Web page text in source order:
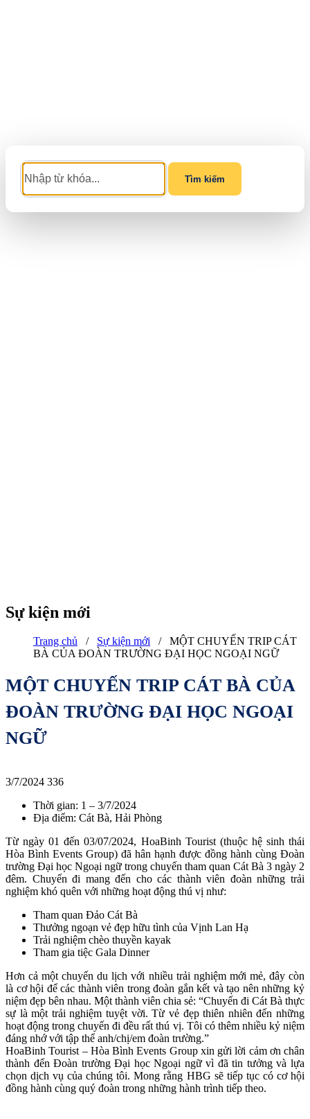
Tìm kiếm
Sự kiện mới
Trang chủ / Sự kiện mới / MỘT CHUYẾN TRIP CÁT
BÀ CỦA ĐOÀN TRƯỜNG ĐẠI HỌC NGOẠI NGỮ
MỘT CHUYẾN TRIP CÁT BÀ CỦA
ĐOÀN TRƯỜNG ĐẠI HỌC NGOẠI
NGỮ
3/7/2024 336
Thời gian: 1 – 3/7/2024
Địa điểm: Cát Bà, Hải Phòng
Từ ngày 01 đến 03/07/2024, HoaBinh Tourist (thuộc hệ sinh thái
Hòa Bình Events Group) đã hân hạnh được đồng hành cùng Đoàn
trường Đại học Ngoại ngữ trong chuyến tham quan Cát Bà 3 ngày 2
đêm. Chuyến đi mang đến cho các thành viên đoàn những trải
nghiệm khó quên với những hoạt động thú vị như:
Tham quan Đảo Cát Bà
Thưởng ngoạn vẻ đẹp hữu tình của Vịnh Lan Hạ
Trải nghiệm chèo thuyền kayak
Tham gia tiệc Gala Dinner
Hơn cả một chuyến du lịch với nhiều trải nghiệm mới mẻ, đây còn
là cơ hội để các thành viên trong đoàn gắn kết và tạo nên những kỷ
niệm đẹp bên nhau. Một thành viên chia sẻ: “Chuyến đi Cát Bà thực
sự là một trải nghiệm tuyệt vời. Từ vẻ đẹp thiên nhiên đến những
hoạt động trong chuyến đi đều rất thú vị. Tôi có thêm nhiều kỷ niệm
đáng nhớ với tập thể anh/chị/em đoàn trường.”
HoaBinh Tourist – Hòa Bình Events Group xin gửi lời cảm ơn chân
thành đến Đoàn trường Đại học Ngoại ngữ vì đã tin tưởng và lựa
chọn dịch vụ của chúng tôi. Mong rằng HBG sẽ tiếp tục có cơ hội
đồng hành cùng quý đoàn trong những hành trình tiếp theo.